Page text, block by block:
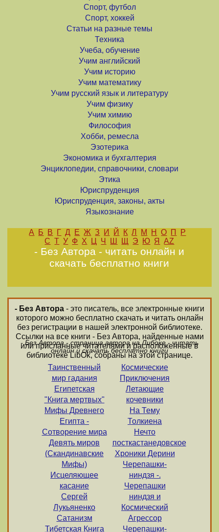
Спорт, футбол
Спорт, хоккей
Статьи на разные темы
Техника
Учеба, обучение
Учим английский
Учим историю
Учим математику
Учим русский язык и литературу
Учим физику
Учим химию
Философия
Хобби, ремесла
Эзотерика
Экономика и бухгалтерия
Энциклопедии, справочники, словари
Этика
Юриспруденция
Юриспруденция, законы, акты
Языкознание
А Б В Г Д Е Ж З И Й К Л М Н О П
Р
С Т У Ф Х Ц Ч Ш Щ Э Ю Я AZ
- Без Автора - читать онлайн и
скачать бесплатно книги
- Без Автора - это писатель, все электронные книги
которого можно бесплатно скачать и читать онлайн
без регистрации в нашей электронной библиотеке.
Ссылки на все книги - Без Автора, найденные нами
или присланные читателями и расположенные в
библиотеке LibOk, собраны на этой странице.
- Без Автора - страница автора на Либоке - читать
онлайн и скачать бесплатно книги
Таинственный
мир гадания
Египетская
"Книга мертвых"
Мифы Древнего
Египта -
Сотворение мира
Девять миров
(Скандинавские
Мифы)
Исцеляющее
касание
Сергей
Лукьяненко
Сатанизм
Тибетская Книга
Космические
Приключения
Летающие
кочевники
На Тему
Толкиена
Нечто
посткастанедовское
Хроники Дерини
Черепашки-
ниндзя -.
Черепашки
ниндзя и
Космический
Агрессор
Черепашки-